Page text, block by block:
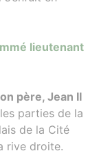
lieutenant
père, Jean II
parties de la
de la Cité
rive droite.